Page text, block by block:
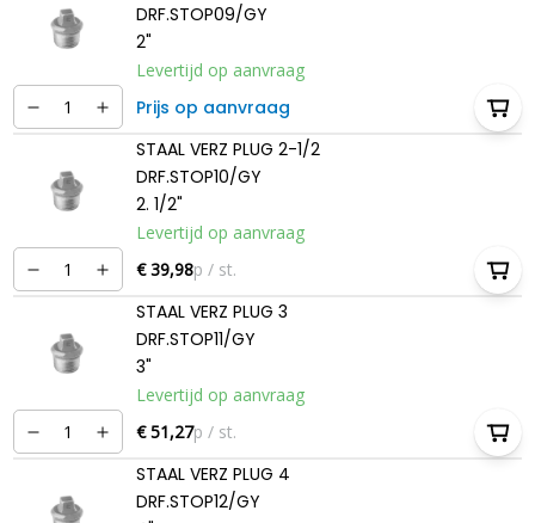
DRF.STOP09/GY
2"
Levertijd op aanvraag
Prijs op aanvraag
STAAL VERZ PLUG 2-1/2
DRF.STOP10/GY
2. 1/2"
Levertijd op aanvraag
€ 39,98p / st.
STAAL VERZ PLUG 3
DRF.STOP11/GY
3"
Levertijd op aanvraag
€ 51,27p / st.
STAAL VERZ PLUG 4
DRF.STOP12/GY